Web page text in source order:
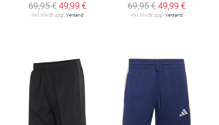
69,95 €49,99 €
inkl. MwSt. zzgl.Versand
69,95 €49,99 €
inkl. MwSt. zzgl.Versand